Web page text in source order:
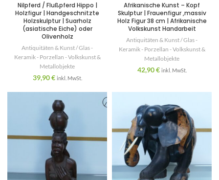
Nilpferd / Flußpferd Hippo |
Holzfigur | Handgeschnitzte
Holzskulptur | Suarholz
(asiatische Eiche) oder
Olivenholz
Antiquitäten & Kunst / Glas -
Keramik - Porzellan - Volkskunst &
Metallobjekte
39,90€ inkl. MwSt.
Afrikanische Kunst – Kopf
Skulptur | Frauenfigur ,massiv
Holz Figur 38 cm | Afrikanische
Volkskunst Handarbeit
Antiquitäten & Kunst / Glas -
Keramik - Porzellan - Volkskunst &
Metallobjekte
42,90€ inkl. MwSt.